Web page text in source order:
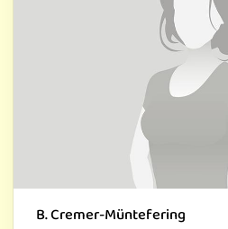
B. Cremer-Müntefering